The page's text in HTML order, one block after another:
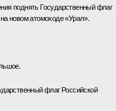
поднять Государственный флаг
новом атомоходе «Урал».
флаг Российской